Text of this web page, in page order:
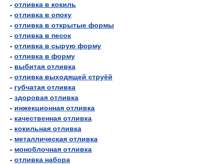
- отливка в кокиль
- отливка в опоку
- отливка в открытые формы
- отливка в песок
- отливка в сырую форму
- отливка в форму
- выбитая отливка
- отливка выходящей струёй
- губчатая отливка
- здоровая отливка
- инжекционная отливка
- качественная отливка
- кокильная отливка
- металлическая отливка
- моноблочная отливка
- отливка набора